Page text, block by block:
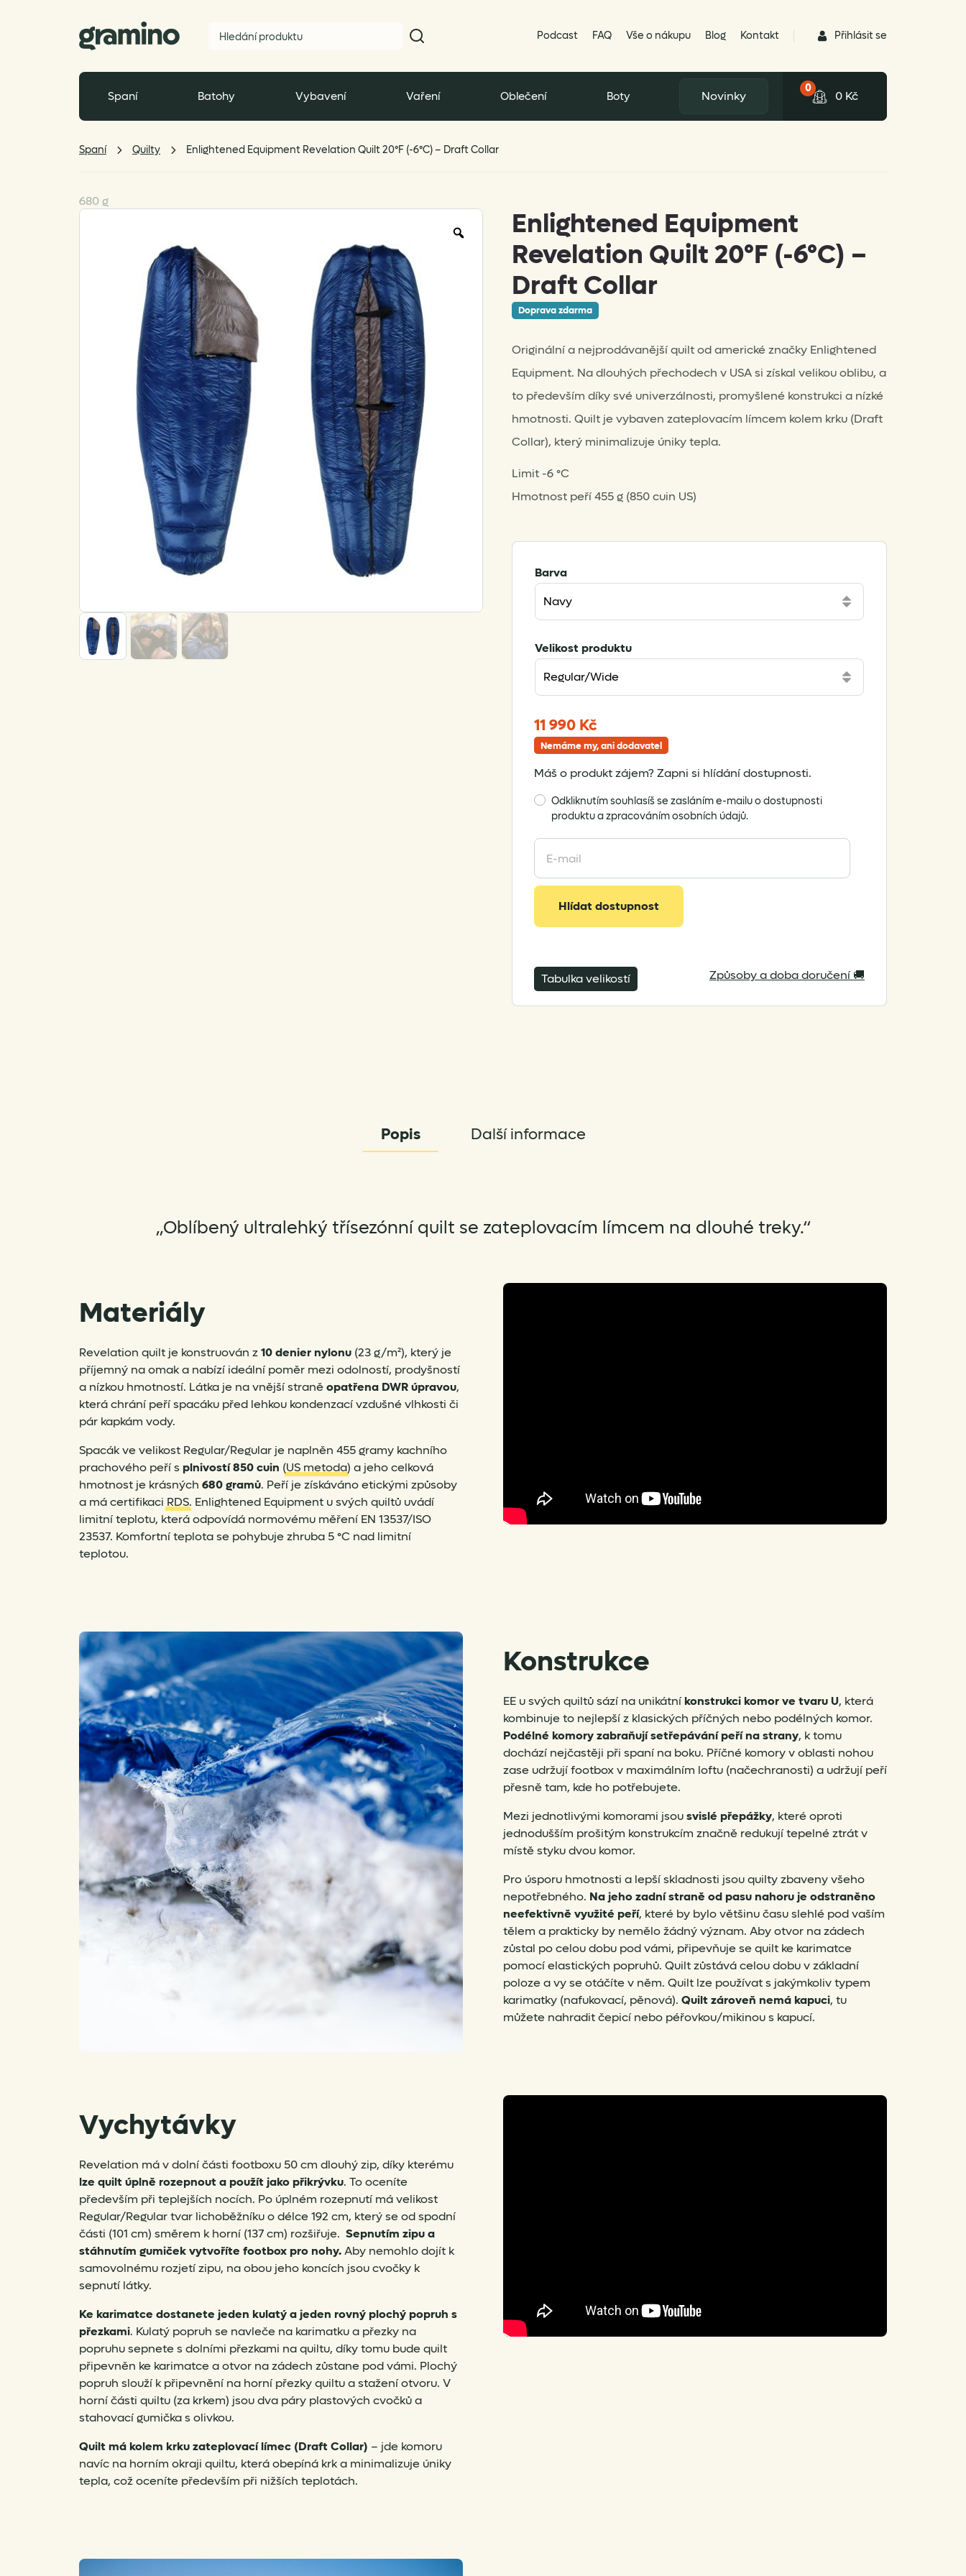
Podcast FAQ Vše o nákupu Blog Kontakt Přihlásit se
Spaní Batohy Vybavení Vaření Oblečení Boty Novinky
0
0 Kč
Spaní Quilty Enlightened Equipment Revelation Quilt 20°F (-6°C) – Draft Collar
680 g
Enlightened Equipment
Revelation Quilt 20°F (-6°C) –
Draft Collar
Doprava zdarma
Originální a nejprodávanější quilt od americké značky Enlightened
Equipment. Na dlouhých přechodech v USA si získal velikou oblibu, a
to především díky své univerzálnosti, promyšlené konstrukci a nízké
hmotnosti. Quilt je vybaven zateplovacím límcem kolem krku (Draft
Collar), který minimalizuje úniky tepla.
Barva
Velikost produktu
11 990 Kč
Nemáme my, ani dodavatel
Máš o produkt zájem? Zapni si hlídání dostupnosti.
Odkliknutím souhlasíš se zasláním e-mailu o dostupnosti
produktu a zpracováním osobních údajů.
Enter
your
email
join
waitlist
for
Hlídat dostupnost
Tabulka velikostí Způsoby a doba doručení 🚚
Limit -6 °C
Hmotnost peří 455 g (850 cuin US)
Popis Další informace
„Oblíbený ultralehký třísezónní quilt se zateplovacím límcem na dlouhé treky.“
Materiály
Revelation quilt je konstruován z10 denier nylonu (23 g/m²), který je
příjemný na omak a nabízí ideální poměr mezi odolností, prodyšností
a nízkou hmotností. Látka je na vnější straněopatřena DWR úpravou,
která chrání peří spacáku před lehkou kondenzací vzdušné vlhkosti či
pár kapkám vody.
Spacák ve velikost Regular/Regular je naplněn 455 gramy kachního
prachového peří s plnivostí 850 cuin (US metoda) a jeho celková
hmotnost je krásných 680 gramů. Peří je získáváno etickými způsoby
a má certifikaci RDS. Enlightened Equipment u svých quiltů uvádí
limitní teplotu, která odpovídá normovému měření EN 13537/ISO
23537. Komfortní teplota se pohybuje zhruba 5 °C nad limitní
teplotou.
Konstrukce
EE u svých quiltů sází na unikátní konstrukci komor ve tvaru U, která
kombinuje to nejlepší z klasických příčných nebo podélných komor.
Podélné komory zabraňují setřepávání peří na strany, k tomu
dochází nejčastěji při spaní na boku. Příčné komory v oblasti nohou
zase udržují footbox v maximálním loftu (načechranosti) a udržují peří
přesně tam, kde ho potřebujete.
Mezi jednotlivými komorami jsousvislé přepážky, které oproti
jednodušším prošitým konstrukcím značně redukují tepelné ztrát v
místě styku dvou komor.
Pro úsporu hmotnosti a lepší skladnosti jsou quilty zbaveny všeho
nepotřebného. Na jeho zadní straně od pasu nahoru je odstraněno
neefektivně využité peří, které by bylo většinu času slehlé pod vaším
tělem a prakticky by nemělo žádný význam. Aby otvor na zádech
zůstal po celou dobu pod vámi, připevňuje se quilt ke karimatce
pomocí elastických popruhů. Quilt zůstává celou dobu v základní
poloze a vy se otáčíte v něm. Quilt lze používat s jakýmkoliv typem
karimatky (nafukovací, pěnová). Quilt zároveň nemá kapuci, tu
můžete nahradit čepicí nebo péřovkou/mikinou s kapucí.
Vychytávky
Revelation má v dolní části footboxu 50 cm dlouhý zip, díky kterému
lze quilt úplně rozepnout a použít jako přikrývku. To oceníte
především při teplejších nocích. Po úplném rozepnutí má velikost
Regular/Regular tvar lichoběžníku o délce 192 cm, který se od spodní
části (101 cm) směrem k horní (137 cm) rozšiřuje. Sepnutím zipu a
stáhnutím gumiček vytvoříte footbox pro nohy.Aby nemohlo dojít k
samovolnému rozjetí zipu, na obou jeho koncích jsou cvočky k
sepnutí látky.
Ke karimatce dostanete jeden kulatý a jeden rovný plochý popruh s
přezkami. Kulatý popruh se navleče na karimatku a přezky na
popruhu sepnete s dolními přezkami na quiltu, díky tomu bude quilt
připevněn ke karimatce a otvor na zádech zůstane pod vámi. Plochý
popruh slouží k připevnění na horní přezky quiltu a stažení otvoru. V
horní části quiltu (za krkem) jsou dva páry plastových cvočků a
stahovací gumička s olivkou.
Quilt má kolem krku zateplovací límec (Draft Collar) – jde komoru
navíc na horním okraji quiltu, která obepíná krk a minimalizuje úniky
tepla, což oceníte především při nižších teplotách.